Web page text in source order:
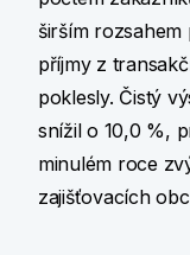
širším
příjmy z
poklesly. Čistý
snížil o 10,0 %,
minulém roce
zajišťovacích